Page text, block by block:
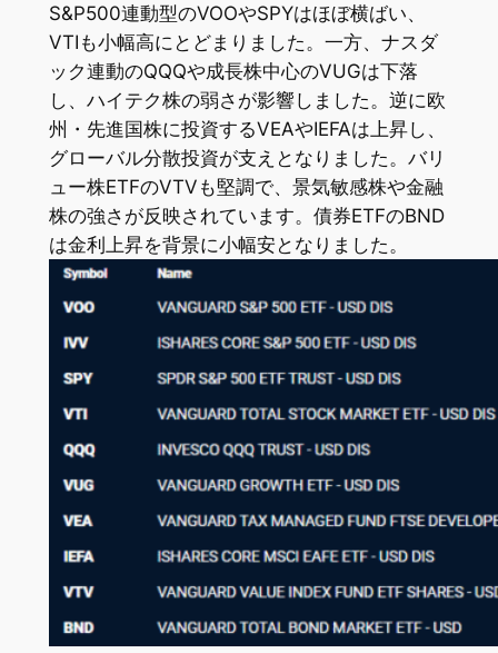
S&P500連動型のVOOやSPYはほぼ横ばい、
VTIも小幅高にとどまりました。一方、ナスダ
ック連動のQQQや成長株中心のVUGは下落
し、ハイテク株の弱さが影響しました。逆に欧
州・先進国株に投資するVEAやIEFAは上昇し、
グローバル分散投資が支えとなりました。バリ
ュー株ETFのVTVも堅調で、景気敏感株や金融
株の強さが反映されています。債券ETFのBND
は金利上昇を背景に小幅安となりました。